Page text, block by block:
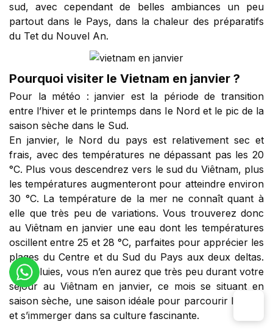
sud, avec cependant de belles ambiances un peu
partout dans le Pays, dans la chaleur des préparatifs
du Tet du Nouvel An.
Pourquoi visiter le Vietnam en janvier ?
Pour la météo : janvier est la période de transition
entre l’hiver et le printemps dans le Nord et le pic de la
saison sèche dans le Sud.
En janvier, le Nord du pays est relativement sec et
frais, avec des températures ne dépassant pas les 20
°C. Plus vous descendrez vers le sud du Viêtnam, plus
les températures augmenteront pour atteindre environ
30 °C. La température de la mer ne connaît quant à
elle que très peu de variations. Vous trouverez donc
au Viêtnam en janvier une eau dont les températures
oscillent entre 25 et 28 °C, parfaites pour apprécier les
plages du Centre et du Sud du Pays aux deux deltas.
Côté pluies, vous n’en aurez que très peu durant votre
séjour au Viêtnam en janvier, ce mois se situant en
saison sèche, une saison idéale pour parcourir le pays
et s’immerger dans sa culture fascinante.